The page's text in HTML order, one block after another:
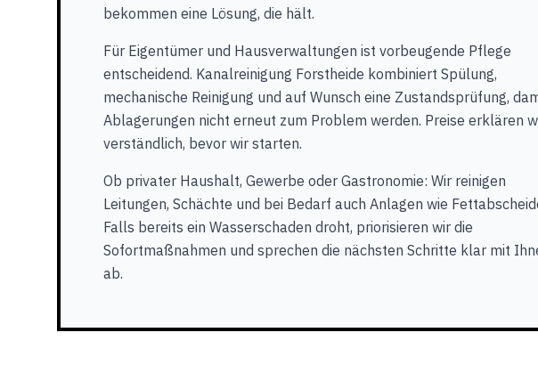
bekommen eine Lösung, die hält.
Für Eigentümer und Hausverwaltungen ist vorbeugende Pflege
entscheidend. Kanalreinigung Forstheide kombiniert Spülung,
mechanische Reinigung und auf Wunsch eine Zustandsprüfung,
Ablagerungen nicht erneut zum Problem werden. Preise erklären
verständlich, bevor wir starten.
Ob privater Haushalt, Gewerbe oder Gastronomie: Wir reinigen
Leitungen, Schächte und bei Bedarf auch Anlagen wie
Falls bereits ein Wasserschaden droht, priorisieren wir die
Sofortmaßnahmen und sprechen die nächsten Schritte klar mit
ab.